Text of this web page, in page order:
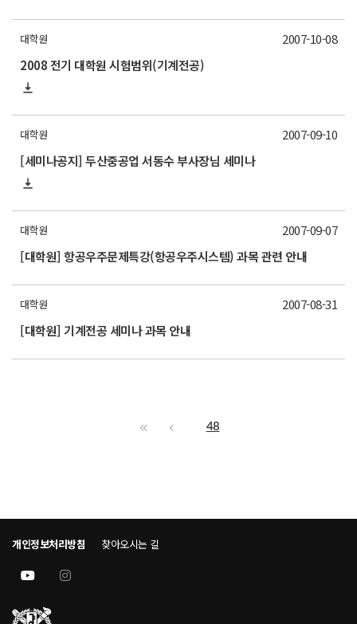
대학원
2008 전기 대학원 시험범위(기계전공)
2007-10-08
대학원
[세미나공지] 두산중공업 서동수 부사장님 세미나
2007-09-10
대학원
[대학원] 항공우주문제특강(항공우주시스템) 과목 관련 안내
2007-09-07
대학원
[대학원] 기계전공 세미나 과목 안내
2007-08-31
48
개인정보처리방침 찾아오시는 길